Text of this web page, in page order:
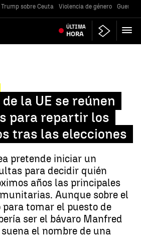
Trump sobre Ceuta Violencia de género Guerra
ÚLTIMA
HORA
la UE se reúnen
para repartir los
tras las elecciones
pretende iniciar un
para decidir quién
años las principales
Aunque sobre el
tomar el puesto de
ser el bávaro Manfred
el nombre de una